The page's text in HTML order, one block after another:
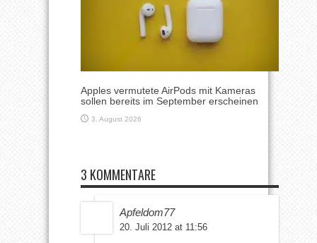
Apples vermutete AirPods mit Kameras
sollen bereits im September erscheinen
3. August 2026
3 KOMMENTARE
Apfeldom77
20. Juli 2012 at 11:56